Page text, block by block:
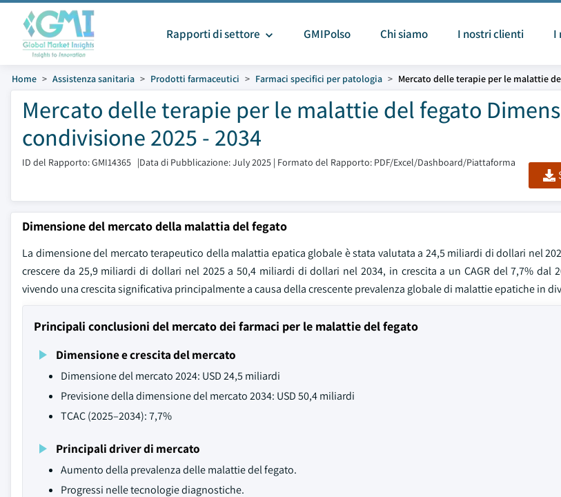
Rapporti di settore GMIPolso Chi siamo I nostri clienti I
Home Assistenza sanitaria Prodotti farmaceutici Farmaci specifici per patologia Mercato delle terapie per le malattie
Mercato delle terapie per le malattie del fegato
condivisione 2025 - 2034
ID del Rapporto: GMI14365 |Data di Pubblicazione: July 2025 | Formato del Rapporto: PDF/Excel/Dashboard/Piattaforma
Dimensione del mercato della malattia del fegato
La dimensione del mercato terapeutico della malattia epatica globale è stata valutata a 24,5 miliardi di dollari nel
crescere da 25,9 miliardi di dollari nel 2025 a 50,4 miliardi di dollari nel 2034, in crescita a un CAGR del 7,7% dal
vivendo una crescita significativa principalmente a causa della crescente prevalenza globale di malattie epatiche in
Principali conclusioni del mercato dei farmaci per le malattie del fegato
Dimensione e crescita del mercato
Dimensione del mercato 2024: USD 24,5 miliardi
Previsione della dimensione del mercato 2034: USD 50,4 miliardi
TCAC (2025–2034): 7,7%
Principali driver di mercato
Aumento della prevalenza delle malattie del fegato.
Progressi nelle tecnologie diagnostiche.